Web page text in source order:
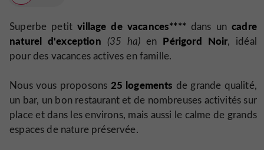
Superbe petitvillage de vacances**** dans uncadre
naturel d'exception (35 ha) en Périgord Noir, idéal
pour des vacances actives en famille.
Nous vous proposons 25 logements de grande qualité,
un bar, un bon restaurant et de nombreuses activités sur
place et dans les environs, mais aussi le calme de grands
espaces de nature préservée.